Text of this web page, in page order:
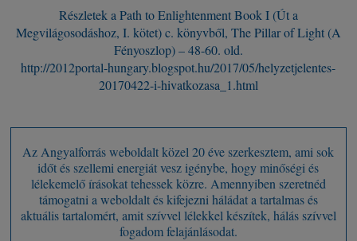
Részletek a Path to Enlightenment Book I (Út a
Megvilágosodáshoz, I. kötet) c. könyvből, The Pillar of Light (A
Fényoszlop) – 48-60. old.
http://2012portal-hungary.blogspot.hu/2017/05/helyzetjelentes-
20170422-i-hivatkozasa_1.html
Az Angyalforrás weboldalt közel 20 éve szerkesztem, ami sok
időt és szellemi energiát vesz igénybe, hogy minőségi és
lélekemelő írásokat tehessek közre. Amennyiben szeretnéd
támogatni a weboldalt és kifejezni háládat a tartalmas és
aktuális tartalomért, amit szívvel lélekkel készítek, hálás szívvel
fogadom felajánlásodat.